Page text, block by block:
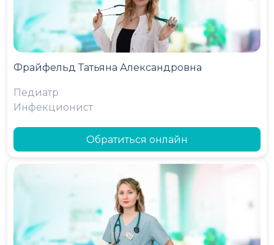
Фрайфельд Татьяна Александровна
Педиатр
Инфекционист
Обратиться онлайн